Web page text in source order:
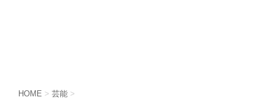
HOME > 芸能 >